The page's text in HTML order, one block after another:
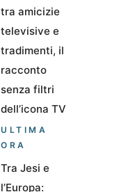
tra amicizie
televisive e
tradimenti, il
racconto
senza filtri
dell’icona TV
ULTIMA
ORA
Tra Jesi e
l’Europa: